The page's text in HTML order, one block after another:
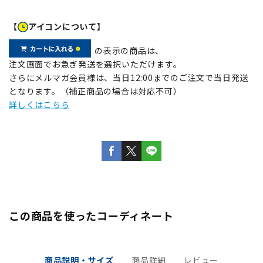
【 アイコンについて】
の表示の商品は、
注文画面でお急ぎ発送を選択いただけます。
さらにメルマガ会員様は、当日12:00までのご注文で当日発送
となります。（補正商品の場合は対応不可）
詳しくはこちら
この商品を使ったコーディネート
商品説明・サイズ 商品詳細 レビュー